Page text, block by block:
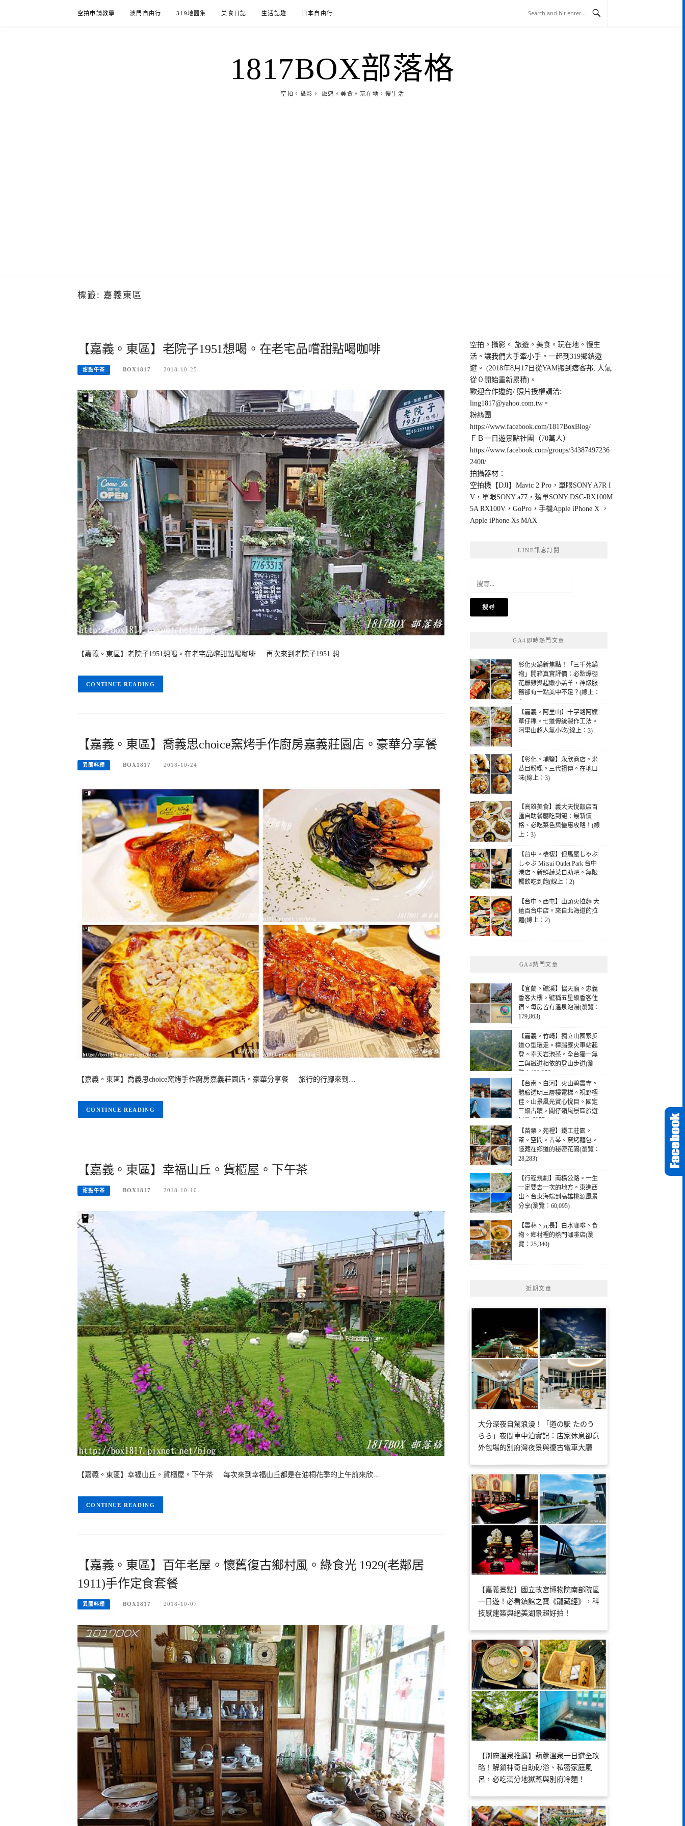
空拍申請教學 澳門自由行 319地圖集 美食日記 生活記趣 日本自由行
1817BOX部落格
空拍。攝影。 旅遊。美食。玩在地。慢生活
標籤: 嘉義東區
【嘉義。東區】老院子1951想喝。在老宅品嚐甜點喝咖啡
甜點午茶 BOX1817 2018-10-25
【嘉義。東區】老院子1951想喝。在老宅品嚐甜點喝咖啡 再次來到老院子1951.想…
CONTINUE READING
【嘉義。東區】喬義思choice窯烤手作廚房嘉義莊園店。豪華分享餐
異國料理 BOX1817 2018-10-24
【嘉義。東區】喬義思choice窯烤手作廚房嘉義莊園店。豪華分享餐 旅行的行腳來到…
CONTINUE READING
【嘉義。東區】幸福山丘。貨櫃屋。下午茶
甜點午茶 BOX1817 2018-10-10
【嘉義。東區】幸福山丘。貨櫃屋。下午茶 每次來到幸福山丘都是在油桐花季的上午前來欣…
CONTINUE READING
【嘉義。東區】百年老屋。懷舊復古鄉村風。綠食光 1929(老鄰居
1911)手作定食套餐
異國料理 BOX1817 2018-10-07
空拍。攝影。 旅遊。美食。玩在地。慢生
活。讓我們大手牽小手。一起到319鄉鎮遨
遊。 (2018年8月17日從YAM搬到痞客邦, 人氣
從０開始重新累積)。
歡迎合作邀約/ 照片授權請洽:
ling1817@yahoo.com.tw 。
粉絲團
https://www.facebook.com/1817BoxBlog/
ＦＢ一日遊景點社團（70萬人）
https://www.facebook.com/groups/34387497236
2400/
拍攝器材：
空拍機【DJI】Mavic 2 Pro，單眼SONY A7R I
V，單眼SONY a77，類單SONY DSC-RX100M
5A RX100V，GoPro，手機Apple iPhone X ，
Apple iPhone Xs MAX
LINE訊息訂閱
鍵
GA4即時熱門文章
彰化火鍋新焦點！「三千苑鍋
物」開箱真實評價：必點爆棚
花雕雞與超嫩小羔羊，神級服
務卻有一點美中不足？(線上：
4)
【嘉義。阿里山】十字路阿嬤
草仔粿。七道傳統製作工法。
阿里山超人氣小吃(線上：3)
【彰化。埔鹽】永欣商店。米
苔目粉粿。三代祖傳。在地口
味(線上：3)
【高雄美食】義大天悅飯店百
匯自助餐廳吃到飽：最新價
格、必吃菜色與優惠攻略！(線
上：3)
【台中。梧棲】但馬屋しゃぶ
しゃぶ Mitsui Outlet Park 台中
港店。新鮮蔬菜自助吧。無限
暢飲吃到飽(線上：2)
【台中。西屯】山頭火拉麵 大
遠百台中店。來自北海道的拉
麵(線上：2)
GA4熱門文章
【宜蘭。礁溪】協天廟。忠義
香客大樓。號稱五星級香客住
宿。每房皆有溫泉泡湯(瀏覽：
179,863)
【嘉義。竹崎】獨立山國家步
道Ｏ型環走。樟腦寮火車站起
登。奉天岩泡茶。全台獨一無
二與鐵道相依的登山步道(瀏
覽：190,256)
【台南。白河】火山碧雲寺。
體驗透明三層樓電梯。視野極
佳。山景風光賞心悅目。國定
三級古蹟。關仔嶺風景區旅遊
景點(瀏覽：28,975)
【苗栗。苑裡】鐵工莊園。
茶。空間。古琴。窯烤麵包。
隱藏在鄉道的秘密花園(瀏覽：
28,283)
【行程規劃】南橫公路。一生
一定要去一次的地方。東進西
出。台東海端到高雄桃源風景
分享(瀏覽：60,095)
【雲林。元長】白水咖啡。食
物。鄉村裡的熱門咖啡店(瀏
覽：25,340)
近期文章
大分深夜自駕浪漫！「道の駅 たのう
らら」夜間車中泊實記：店家休息卻意
外包場的別府灣夜景與復古電車大廳
【嘉義景點】國立故宮博物院南部院區
一日遊！必看鎮館之寶《龍藏經》，科
技感建築與絕美湖景超好拍！
【別府溫泉推薦】葫蘆溫泉一日遊全攻
略！解鎖神奇自助砂浴、私密家庭風
呂，必吃滿分地獄蒸與別府冷麵！